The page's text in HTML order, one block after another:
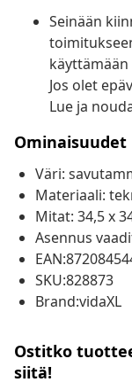
Seinään
Jos olet
Lue ja
Ominaisuudet
Väri:
Materiaali:
Mitat: 34,5 x
Asennus
SKU:828873
Brand:vidaXL
Ostitko
siitä!